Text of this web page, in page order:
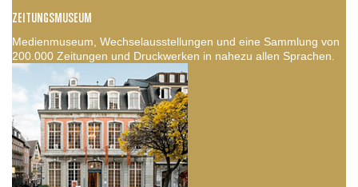
ZEITUNGSMUSEUM
Medienmuseum, Wechselausstellungen und eine Sammlung von
200.000 Zeitungen und Druckwerken in nahezu allen Sprachen.